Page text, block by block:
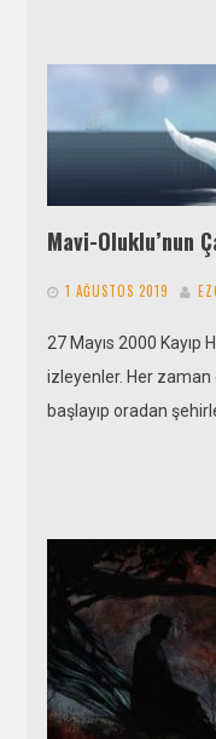
Mavi-Oluklu’nun
1 AĞUSTOS 2019
27 Mayıs 2000 Kayıp
izleyenler. Her zaman
başlayıp oradan